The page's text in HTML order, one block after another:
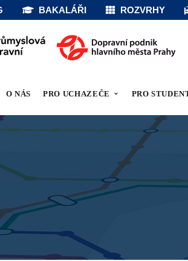
BAKALÁŘI ROZVRHY
O NÁS PRO UCHAZEČE PRO